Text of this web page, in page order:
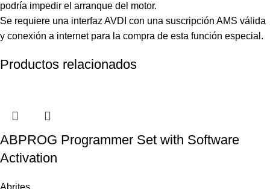
podría impedir el arranque del motor.
Se requiere una interfaz AVDI con una suscripción AMS válida
y conexión a internet para la compra de esta función especial.
Productos relacionados
ABPROG Programmer Set with Software
Activation
Abrites